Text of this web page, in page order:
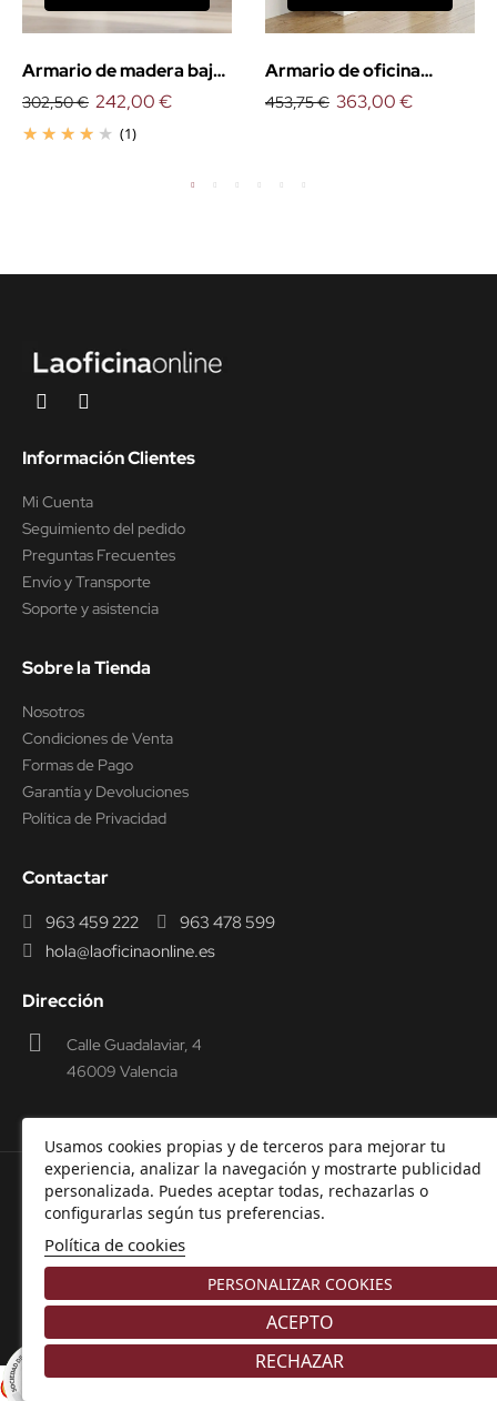
Armario de madera bajo
con puertas
302,50 €
(1)
242,00 €
Armario de oficina
medio con puertas
453,75 € 363,00 €
Usamos cookies propias y de terceros para mejorar tu
experiencia, analizar la navegación y mostrarte publicidad
personalizada. Puedes aceptar todas, rechazarlas o
configurarlas según tus preferencias.
Política de cookies
PERSONALIZAR COOKIES
RECHAZAR
ACEPTO
Información Clientes
Mi Cuenta
Seguimiento del pedido
Preguntas Frecuentes
Envío y Transporte
Soporte y asistencia
Sobre la Tienda
Nosotros
Condiciones de Venta
Formas de Pago
Garantía y Devoluciones
Política de Privacidad
Contactar
963 459 222
963 478 599
hola@laoficinaonline.es
Dirección
Calle Guadalaviar, 4
46009 Valencia
© 2000-2026 Laoficinaonline.SIDEOFFICE, S.L. CIF
B98914336 - Aviso Legal -Política de cookies
Privacidad
Comerciante aprobado por la Sociedad de Opiniones Contrastadas,haga
8.9/10